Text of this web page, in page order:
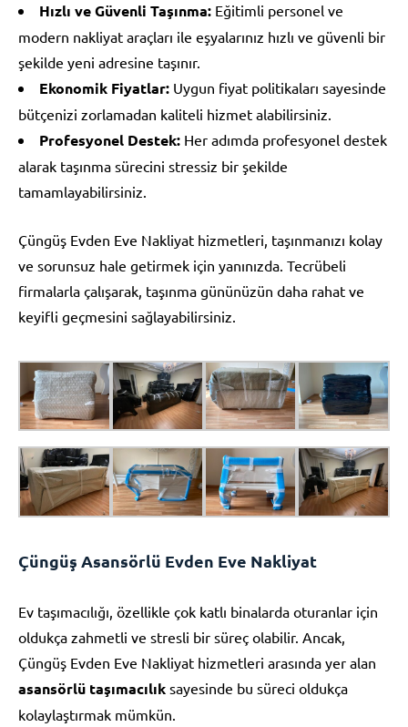
Hızlı ve Güvenli Taşınma: Eğitimli personel ve
modern nakliyat araçları ile eşyalarınız hızlı ve güvenli bir
şekilde yeni adresine taşınır.
Ekonomik Fiyatlar: Uygun fiyat politikaları sayesinde
bütçenizi zorlamadan kaliteli hizmet alabilirsiniz.
Profesyonel Destek: Her adımda profesyonel destek
alarak taşınma sürecini stressiz bir şekilde
tamamlayabilirsiniz.
Çüngüş Evden Eve Nakliyat hizmetleri, taşınmanızı kolay
ve sorunsuz hale getirmek için yanınızda. Tecrübeli
firmalarla çalışarak, taşınma gününüzün daha rahat ve
keyifli geçmesini sağlayabilirsiniz.
Çüngüş Asansörlü Evden Eve Nakliyat
Ev taşımacılığı, özellikle çok katlı binalarda oturanlar için
oldukça zahmetli ve stresli bir süreç olabilir. Ancak,
Çüngüş Evden Eve Nakliyat hizmetleri arasında yer alan
asansörlü taşımacılık sayesinde bu süreci oldukça
kolaylaştırmak mümkün.